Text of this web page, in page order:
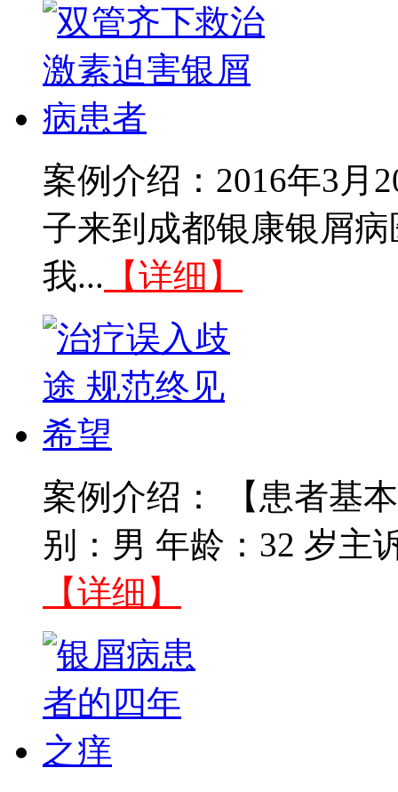
案例介绍：2016年3月
子来到成都银康银屑
我... 【详细】
案例介绍： 【患者基
别：男 年龄：32 岁主
【详细】